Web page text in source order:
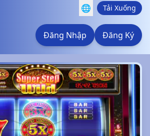
🌐 Tải Xuống
Đăng Nhập Đăng Ký